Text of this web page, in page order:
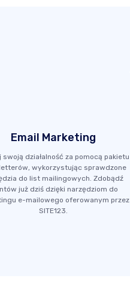
Email Marketing
swoją działalność za pomocą pakietu
wykorzystując sprawdzone
do list mailingowych. Zdobądź
już dziś dzięki narzędziom do
e-mailowego oferowanym przez
SITE123.